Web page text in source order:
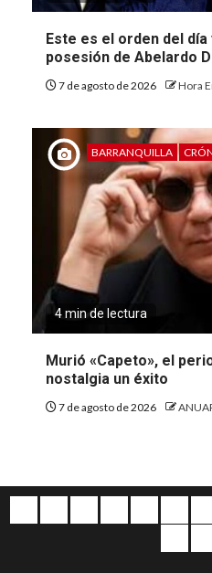
Este es el orden del
posesión de Abelardo
7 de agosto de 2026 Hora
BARRANQUILLA
4 min de lectura
Murió «Capeto», el
nostalgia un éxito
7 de agosto de 2026